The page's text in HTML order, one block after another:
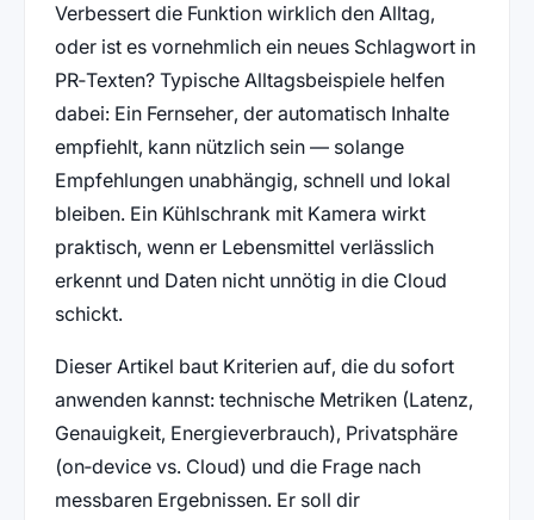
Verbessert die Funktion wirklich den Alltag,
oder ist es vornehmlich ein neues Schlagwort in
PR‑Texten? Typische Alltagsbeispiele helfen
dabei: Ein Fernseher, der automatisch Inhalte
empfiehlt, kann nützlich sein — solange
Empfehlungen unabhängig, schnell und lokal
bleiben. Ein Kühlschrank mit Kamera wirkt
praktisch, wenn er Lebensmittel verlässlich
erkennt und Daten nicht unnötig in die Cloud
schickt.
Dieser Artikel baut Kriterien auf, die du sofort
anwenden kannst: technische Metriken (Latenz,
Genauigkeit, Energieverbrauch), Privatsphäre
(on‑device vs. Cloud) und die Frage nach
messbaren Ergebnissen. Er soll dir